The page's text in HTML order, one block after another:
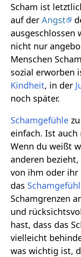
Scham ist
auf derAngst
ausgeschlossen
nicht nur
Menschen
sozial erworben
Kindheit, in der
noch später.
Schamgefühle
einfach. Ist
Wenn du weißt
anderen
von ihm oder ihr
das Schamgefühl
Schamgrenzen
und
hast, dass das
vielleicht
was wichtig ist,